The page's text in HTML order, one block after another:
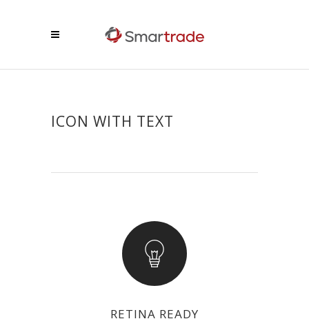
ICON WITH TEXT
RETINA READY